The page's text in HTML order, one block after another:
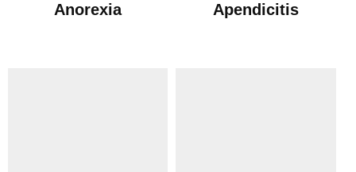
Anorexia Apendicitis